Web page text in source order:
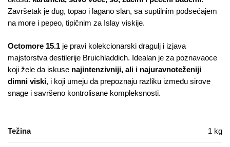
Završetak je dug, topao i lagano slan, sa suptilnim podsećajem
na more i pepeo, tipičnim za Islay viskije.
Octomore 15.1 je pravi kolekcionarski dragulj i izjava
majstorstva destilerije Bruichladdich. Idealan je za poznavaoce
koji žele da iskuse najintenzivniji, ali i najuravnoteženiji
dimni viski, i koji umeju da prepoznaju razliku između sirove
snage i savršeno kontrolisane kompleksnosti.
Težina 1 kg